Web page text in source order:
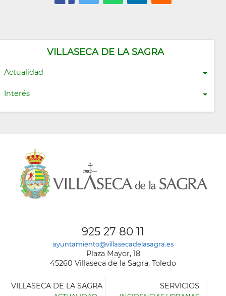
VILLASECA DE LA SAGRA
Actualidad
Interés
925 27 80 11
ayuntamiento@villasecadelasagra.es
Plaza Mayor, 18
45260 Villaseca de la Sagra, Toledo
VILLASECA DE LA SAGRA SERVICIOS